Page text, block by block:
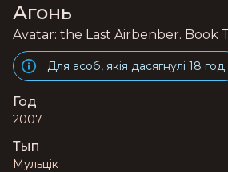
Агонь
Avatar: the Last Airbenber. Book
Для асоб, якія дасягнулі 18 год
Год
2007
Тып
Мульцік